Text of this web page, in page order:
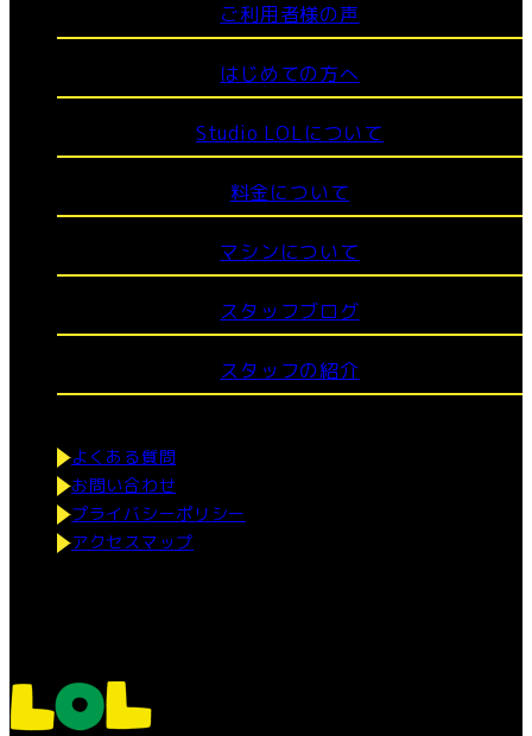
ご利用者様の声
はじめての方へ
Studio LOLについて
料金について
マシンについて
スタッフブログ
スタッフの紹介
よくある質問
お問い合わせ
プライバシーポリシー
アクセスマップ